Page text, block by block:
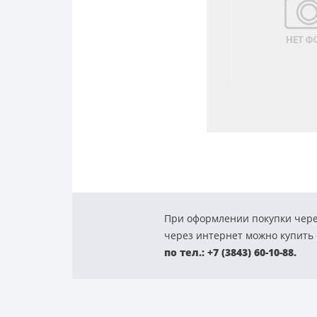
При оформлении покупки
через интернет можно купить
по тел.: +7 (3843) 60-10-88.